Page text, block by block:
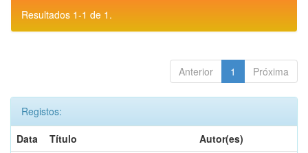
Resultados 1-1 de 1.
Anterior 1 Próxima
Registos:
Data
Título
Autor(es)